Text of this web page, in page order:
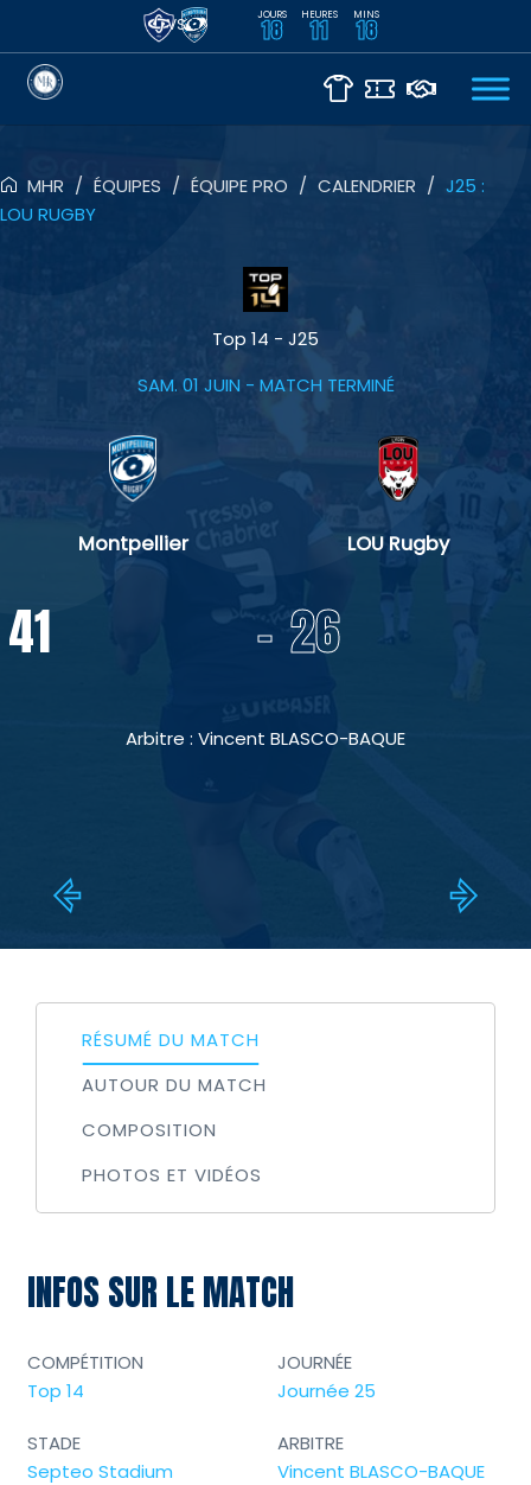
VS JOURS
18 HEURES
11 MINS
18
MHR / ÉQUIPES / ÉQUIPE PRO / CALENDRIER / J25 :
LOU RUGBY
Top 14 - J25
SAM. 01 JUIN - MATCH TERMINÉ
Montpellier LOU Rugby
41 - 26
Arbitre : Vincent BLASCO-BAQUE
RÉSUMÉ DU MATCH
AUTOUR DU MATCH
COMPOSITION
PHOTOS ET VIDÉOS
INFOS SUR LE MATCH
COMPÉTITION
Top 14
JOURNÉE
Journée 25
STADE
Septeo Stadium
ARBITRE
Vincent BLASCO-BAQUE